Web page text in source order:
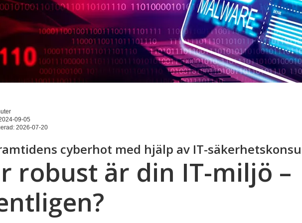
09-05
2026-07-20
cyberhot med hjälp av IT-
robust är din IT-miljö –